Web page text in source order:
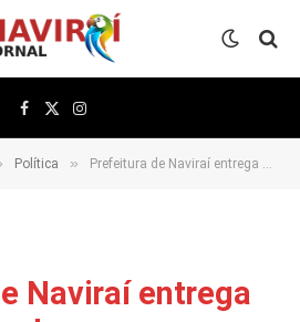
Facebook
X
(Twitter)
Instagram
Política » Prefeitura de Naviraí entrega 100 câmeras de monitoramento e vigilância instaladas na cidade
Naviraí entrega